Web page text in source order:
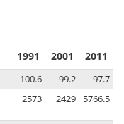
1991 2001 2011
100.6 99.2
97.7
2573 2429 5766.5